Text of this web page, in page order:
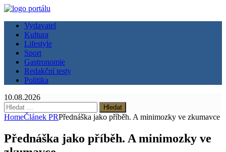
Vydavatel
Kultura
Lifestyle
Sport
Gastronomie
Redakční testy
Politika
10.08.2026
Vyhledávání
HomeČlánek PRPřednáška jako příběh. A minimozky ve zkumavce
Přednáška jako příběh. A minimozky ve